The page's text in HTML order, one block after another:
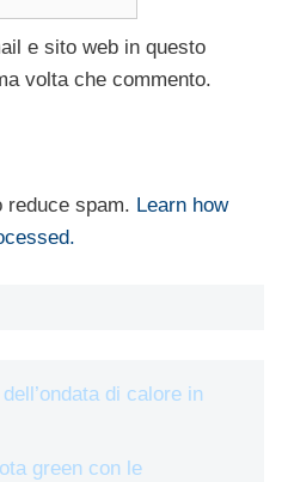
e sito web in questo
volta che commento.
spam. Learn how
di calore in
green con le